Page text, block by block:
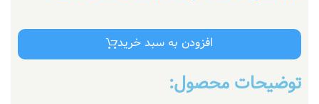
افزودن به سبد خرید
توضیحات محصول: